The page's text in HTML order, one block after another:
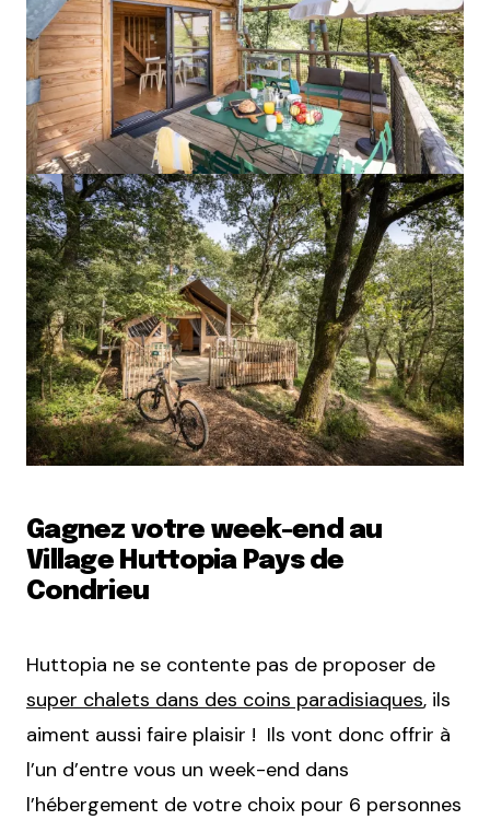
Gagnez votre week-end au
Village Huttopia Pays de
Condrieu
Huttopia ne se contente pas de proposer de
super chalets dans des coins paradisiaques, ils
aiment aussi faire plaisir ! Ils vont donc offrir à
l’un d’entre vous un week-end dans
l’hébergement de votre choix pour 6 personnes